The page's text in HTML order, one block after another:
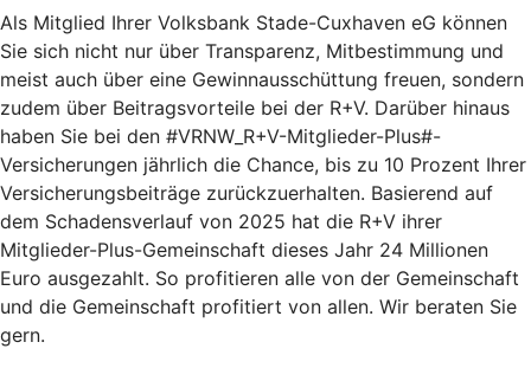
Als Mitglied Ihrer Volksbank Stade-Cuxhaven eG können
Sie sich nicht nur über Transparenz, Mitbestimmung und
meist auch über eine Gewinnausschüttung freuen, sondern
zudem über Beitragsvorteile bei der R+V. Darüber hinaus
haben Sie bei den #VRNW_R+V-Mitglieder-Plus#-
Versicherungen jährlich die Chance, bis zu 10 Prozent Ihrer
Versicherungsbeiträge zurückzuerhalten. Basierend auf
dem Schadensverlauf von 2025 hat die R+V ihrer
Mitglieder-Plus-Gemeinschaft dieses Jahr 24 Millionen
Euro ausgezahlt. So profitieren alle von der Gemeinschaft
und die Gemeinschaft profitiert von allen. Wir beraten Sie
gern.